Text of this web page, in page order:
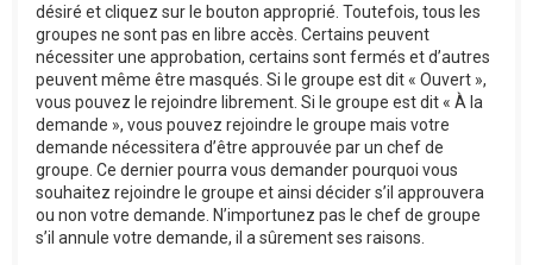
désiré et cliquez sur le bouton approprié. Toutefois, tous les
groupes ne sont pas en libre accès. Certains peuvent
nécessiter une approbation, certains sont fermés et d’autres
peuvent même être masqués. Si le groupe est dit « Ouvert »,
vous pouvez le rejoindre librement. Si le groupe est dit « À la
demande », vous pouvez rejoindre le groupe mais votre
demande nécessitera d’être approuvée par un chef de
groupe. Ce dernier pourra vous demander pourquoi vous
souhaitez rejoindre le groupe et ainsi décider s’il approuvera
ou non votre demande. N’importunez pas le chef de groupe
s’il annule votre demande, il a sûrement ses raisons.